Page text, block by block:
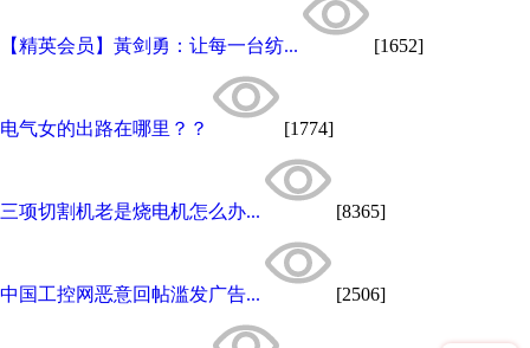
【精英会员】黃剑勇：让每一台纺... [1652]
电气女的出路在哪里？？ [1774]
三项切割机老是烧电机怎么办... [8365]
中国工控网恶意回帖滥发广告... [2506]